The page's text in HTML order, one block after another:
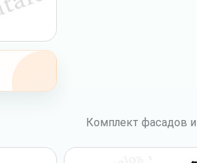
Комплект фасадов